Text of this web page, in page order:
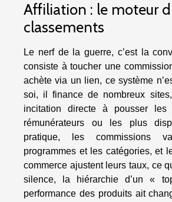
Affiliation : le moteur
classements
Le nerf de la guerre, c’est la
consiste à toucher une
achète via un lien, ce système
soi, il finance de nombreux
incitation directe à pousser
rémunérateurs ou les plus
pratique, les commissions
programmes et les catégories, et
commerce ajustent leurs taux, ce
silence, la hiérarchie d’un «
performance des produits ait